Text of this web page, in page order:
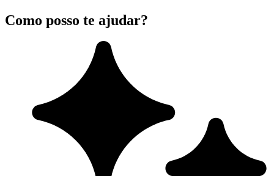
Como posso te ajudar?